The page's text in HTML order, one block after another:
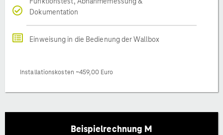
Dokumentation
Einweisung in die Bedienung der Wallbox
Installationskosten ~459,00 Euro
Beispielrechnung M